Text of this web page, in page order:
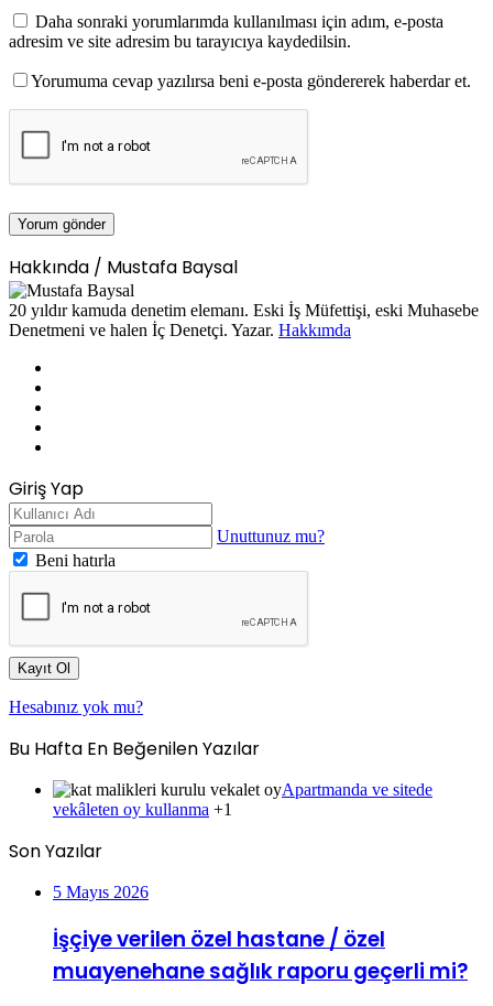
Daha sonraki yorumlarımda kullanılması için adım, e-posta
adresim ve site adresim bu tarayıcıya kaydedilsin.
Yorumuma cevap yazılırsa beni e-posta göndererek haberdar et.
Hakkında / Mustafa Baysal
20 yıldır kamuda denetim elemanı. Eski İş Müfettişi, eski Muhasebe
Denetmeni ve halen İç Denetçi. Yazar. Hakkımda
Giriş Yap
Unuttunuz mu?
Beni hatırla
Kayıt Ol
Hesabınız yok mu?
Bu Hafta En Beğenilen Yazılar
Apartmanda ve sitede
vekâleten oy kullanma +1
Son Yazılar
5 Mayıs 2026
İşçiye verilen özel hastane / özel
muayenehane sağlık raporu geçerli mi?